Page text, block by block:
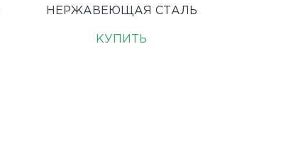
НЕРЖАВЕЮЩАЯ СТАЛЬ
КУПИТЬ